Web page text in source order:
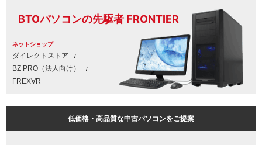
BTOパソコンの先駆者 FRONTIER
ネットショップ
ダイレクトストア
BZ PRO（法人向け）
FREX∀R
低価格・高品質な中古パソコンをご提案